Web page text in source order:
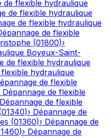
de flexible hydraulique
de flexible hydraulique
de flexible hydraulique
de flexible
(01800)›
Boyeux-Saint-
de flexible hydraulique
hydraulique
de flexible
Dépannage de flexible
Dépannage de flexible
01340)› Dépannage de
(01360)› Dépannage de
)› Dépannage de